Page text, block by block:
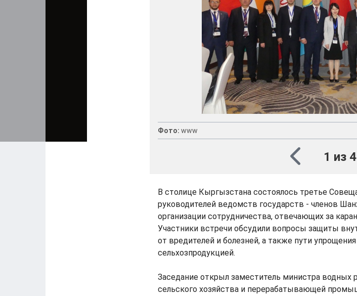
Фото: www
1 из 4
В столице Кыргызстана состоялось третье
руководителей ведомств государств - членов
организации сотрудничества, отвечающих за
Участники встречи обсудили вопросы защиты
от вредителей и болезней, а также пути
сельхозпродукцией.
Заседание открыл заместитель министра водных
сельского хозяйства и перерабатывающей